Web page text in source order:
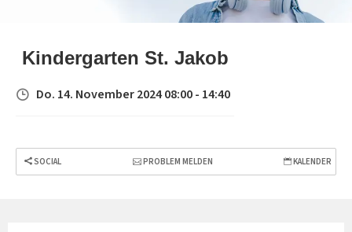
Kindergarten St. Jakob
Do. 14. November 2024 08:00 - 14:40
SOCIAL PROBLEM MELDEN KALENDER